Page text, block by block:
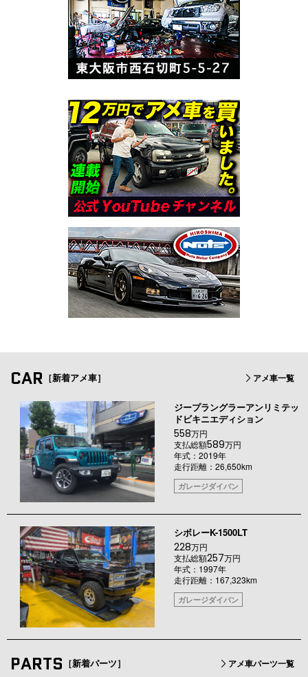
CAR ［新着アメ車］ アメ車一覧
ジープラングラーアンリミテッ
ドビキニエディション
558万円
支払総額589万円
年式：2019年
走行距離：26,650km
ガレージダイバン
シボレーK-1500LT
228万円
支払総額257万円
年式：1997年
走行距離：167,323km
ガレージダイバン
PARTS ［新着パーツ］ アメ車パーツ一覧